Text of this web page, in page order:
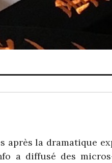
après la dramatique
a diffusé des